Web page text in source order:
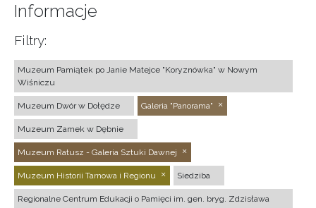
Informacje
Filtry:
Muzeum Pamiątek po Janie Matejce "Koryznówka" w Nowym
Wiśniczu
Muzeum Dwór w Dołędze Galeria "Panorama"
Muzeum Zamek w Dębnie
Muzeum Ratusz - Galeria Sztuki Dawnej
Muzeum Historii Tarnowa i Regionu Siedziba
Regionalne Centrum Edukacji o Pamięci im. gen. bryg. Zdzisława